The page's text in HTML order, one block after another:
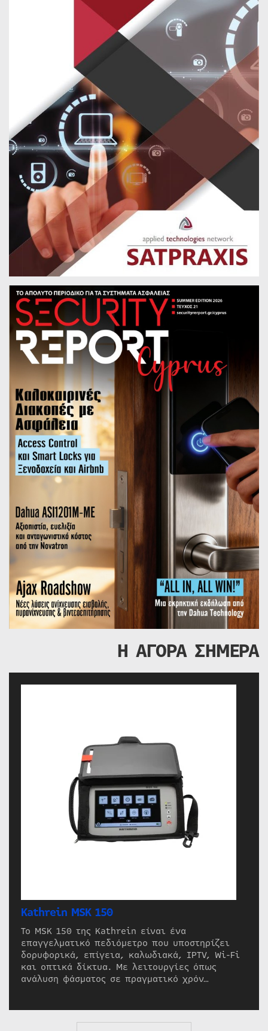
Η ΑΓΟΡΑ ΣΗΜΕΡΑ
Kathrein MSK 150
Το MSK 150 της Kathrein είναι ένα
επαγγελματικό πεδιόμετρο που υποστηρίζει
δορυφορικά, επίγεια, καλωδιακά, IPTV, Wi-Fi
και οπτικά δίκτυα. Με λειτουργίες όπως
ανάλυση φάσματος σε πραγματικό χρόν…